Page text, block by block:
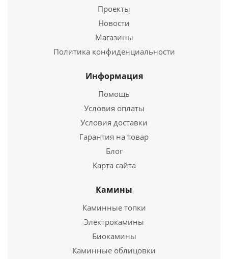
Чугунная печь ВЕЗУВИЙ Легенда Ретро 24 (224)
45 540руб.
Подробнее
Купить в 1 клик
Проекты
Новости
Магазины
Политика конфиденциальности
Информация
Помощь
Условия оплаты
Условия доставки
Гарантия на товар
Блог
Карта сайта
Камины
Каминные топки
Электрокамины
Биокамины
Каминные облицовки